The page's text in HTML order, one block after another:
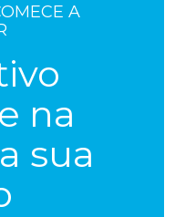
A
na
sua